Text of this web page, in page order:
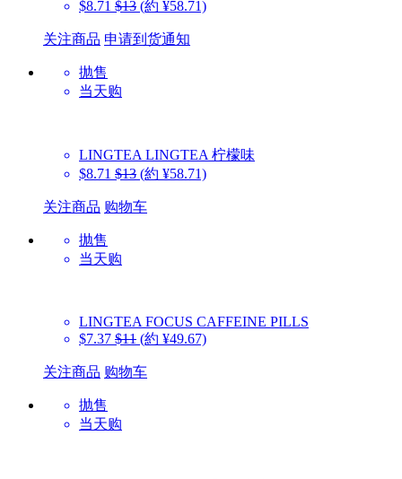
$8.71 $13 (約 ¥58.71)
关注商品 申请到货通知
抛售
当天购
LINGTEA LINGTEA 柠檬味
$8.71 $13 (約 ¥58.71)
关注商品 购物车
抛售
当天购
LINGTEA FOCUS CAFFEINE PILLS
$7.37 $11 (約 ¥49.67)
关注商品 购物车
抛售
当天购